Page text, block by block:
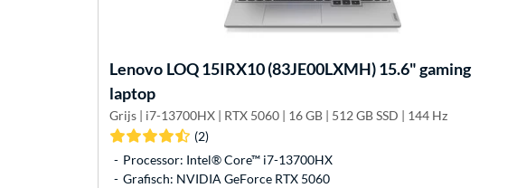
Lenovo LOQ 15IRX10 (83JE00LXMH) 15.6" gaming
laptop
Grijs | i7-13700HX | RTX 5060 | 16 GB | 512 GB SSD | 144 Hz
(2)
Processor: Intel® Core™ i7-13700HX
Grafisch: NVIDIA GeForce RTX 5060